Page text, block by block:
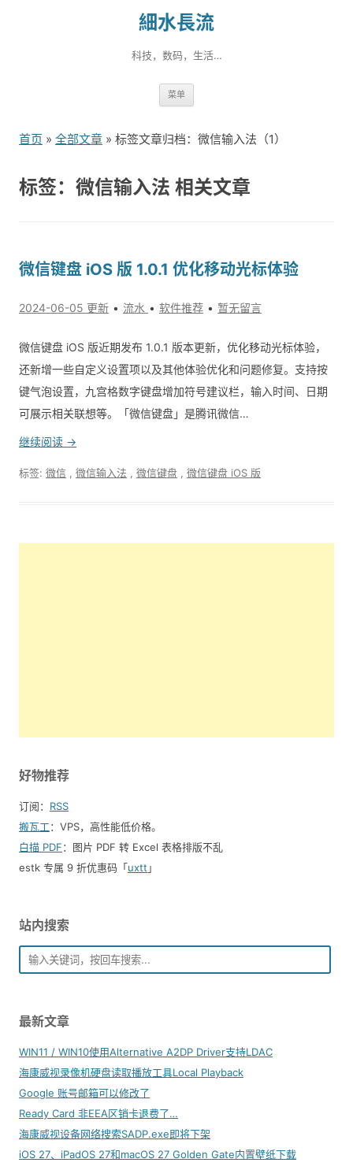
細水長流
科技，数码，生活…
菜单
到
首页 » 全部文章 » 标签文章归档：微信输入法（1）
标签：微信输入法 相关文章
微信键盘 iOS 版 1.0.1 优化移动光标体验
2024-06-05 更新 流水 软件推荐 暂无留言
微信键盘 iOS 版近期发布 1.0.1 版本更新，优化移动光标体验，
还新增一些自定义设置项以及其他体验优化和问题修复。支持按
键气泡设置，九宫格数字键盘增加符号建议栏，输入时间、日期
可展示相关联想等。「微信键盘」是腾讯微信…
继续阅读 →
标签: 微信 微信输入法 微信键盘 微信键盘 iOS 版
好物推荐
订阅： RSS
搬瓦工：VPS，高性能低价格。️
白描 PDF：图片 PDF 转 Excel 表格排版不乱
estk 专属 9 折优惠码「uxtt 」
站内搜索
最新文章
WIN11 / WIN10使用Alternative A2DP Driver支持LDAC
海康威视录像机硬盘读取播放工具Local Playback
Google 账号邮箱可以修改了
Ready Card 非EEA区销卡退费了…
海康威视设备网络搜索SADP.exe即将下架
iOS 27、iPadOS 27和macOS 27 Golden Gate内置壁纸下载